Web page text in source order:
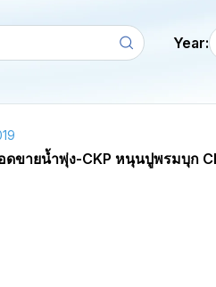
Year:
ดขายน้ำพุ่ง-CKP หนุนปูพรมบุก